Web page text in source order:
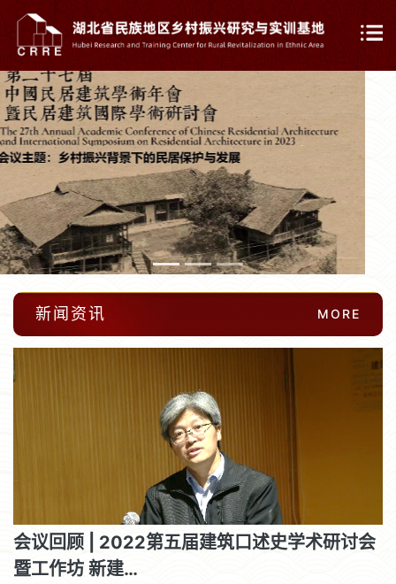
下一张
MORE
新闻资讯
会议回顾 | 2022第五届建筑口述史学术研讨会
暨工作坊 新建…